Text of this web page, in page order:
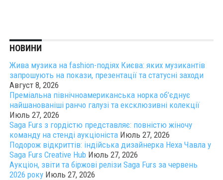
НОВИНИ
Жива музика на fashion-подіях Києва: яких музикантів
запрошують на покази, презентації та статусні заходи
Август 8, 2026
Преміальна північноамериканська норка об’єднує
найшанованіші ранчо галузі та ексклюзивні колекції
Июль 27, 2026
Saga Furs з гордістю представляє: повністю жіночу
команду на стенді аукціоніста Июль 27, 2026
Подорож відкриттів: індійська дизайнерка Неха Чавла у
Saga Furs Creative Hub Июль 27, 2026
Аукціон, звіти та біржові релізи Saga Furs за червень
2026 року Июль 27, 2026